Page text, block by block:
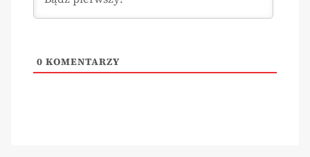
0 KOMENTARZY